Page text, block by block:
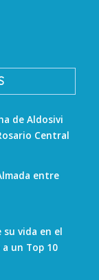
de Aldosivi
Central
entre
vida en el
un Top 10